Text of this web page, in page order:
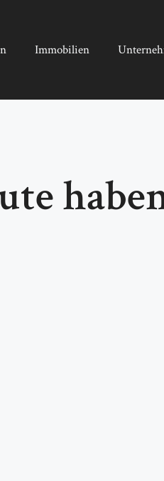
Immobilien